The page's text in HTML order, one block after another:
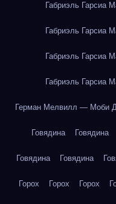
Габриэль Гарсиа
Габриэль Гарсиа
Габриэль Гарсиа
Габриэль Гарсиа
Герман Мелвилл — Моби
Говядина Говядина
Говядина Говядина
Горох Горох Горох